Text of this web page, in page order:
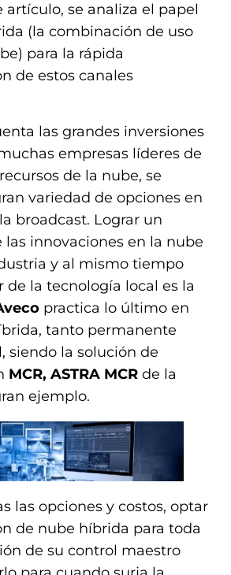
artículo, se analiza el papel
(la combinación de uso
para la rápida
de estos canales
las grandes inversiones
empresas líderes de
de la nube, se
variedad de opciones en
broadcast. Lograr un
innovaciones en la nube
y al mismo tiempo
de la tecnología local es la
practica lo último en
tanto permanente
siendo la solución de
MCR, ASTRA MCR de la
ejemplo.
las opciones y costos, optar
de nube híbrida para toda
de su control maestro